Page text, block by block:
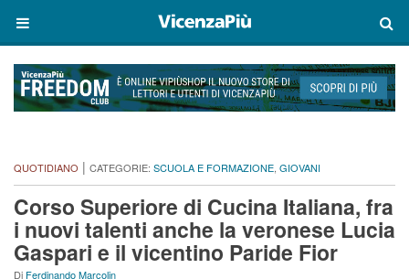
QUOTIDIANO | CATEGORIE: SCUOLA E FORMAZIONE, GIOVANI
Corso Superiore di Cucina Italiana, fra
i nuovi talenti anche la veronese Lucia
Gaspari e il vicentino Paride Fior
Di Ferdinando Marcolin